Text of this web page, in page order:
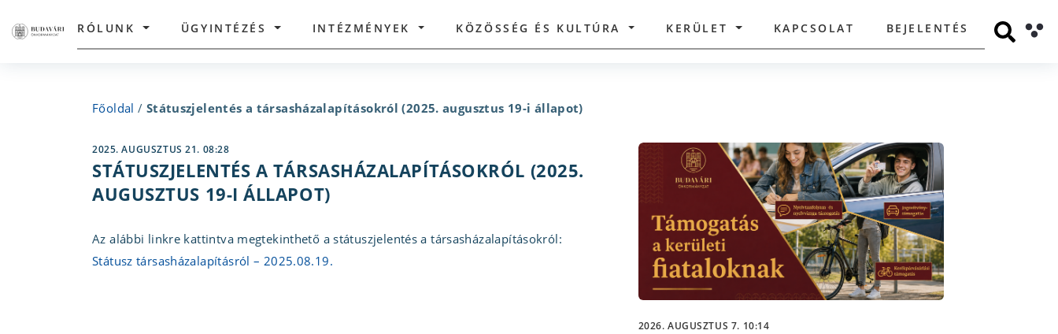
RÓLUNK ÜGYINTÉZÉS INTÉZMÉNYEK KÖZÖSSÉG ÉS KULTÚRA KERÜLET KAPCSOLAT BEJELENTÉS
Főoldal / Státuszjelentés a társasházalapításokról (2025. augusztus 19-i állapot)
2025. AUGUSZTUS 21. 08:28
STÁTUSZJELENTÉS A TÁRSASHÁZALAPÍTÁSOKRÓL (2025.
AUGUSZTUS 19-I ÁLLAPOT)
Az alábbi linkre kattintva megtekinthető a státuszjelentés a társasházalapításokról:
Státusz társasházalapításról – 2025.08.19.
2026. AUGUSZTUS 7. 10:14